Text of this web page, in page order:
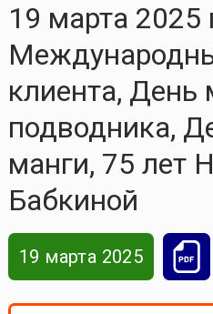
19 марта 2025
клиента, День
подводника,
манги, 75 лет
Бабкиной
19 марта 2025